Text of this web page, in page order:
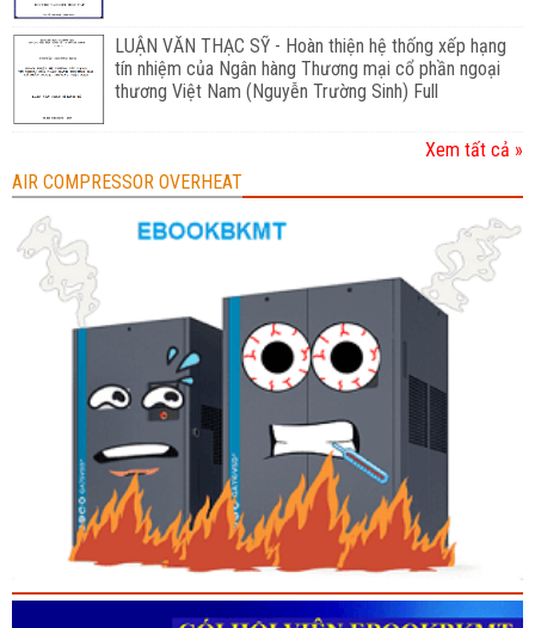
LUẬN VĂN THẠC SỸ - Hoàn thiện hệ thống xếp hạng
tín nhiệm của Ngân hàng Thương mại cổ phần ngoại
thương Việt Nam (Nguyễn Trường Sinh) Full
Xem tất cả »
AIR COMPRESSOR OVERHEAT